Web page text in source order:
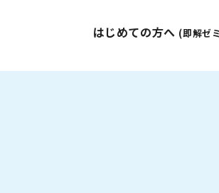
はじめての方へ (即解ゼ